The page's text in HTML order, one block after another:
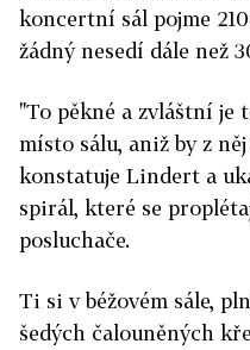
koncertní sál pojme
žádný nesedí dále než
"To pěkné a zvláštní je
místo sálu, aniž by z
konstatuje Lindert a
spirál, které se
posluchače.
Ti si v béžovém sále,
šedých čalouněných